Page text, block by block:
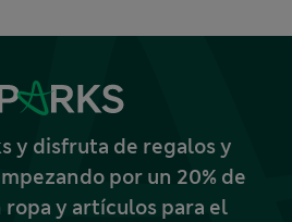
y disfruta de regalos y
por un 20% de
y artículos para el